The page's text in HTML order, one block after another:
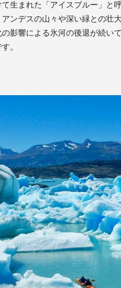
生まれた「アイスブルー」と
ンデスの山々や深い緑との壮
影響による氷河の後退が続い
。